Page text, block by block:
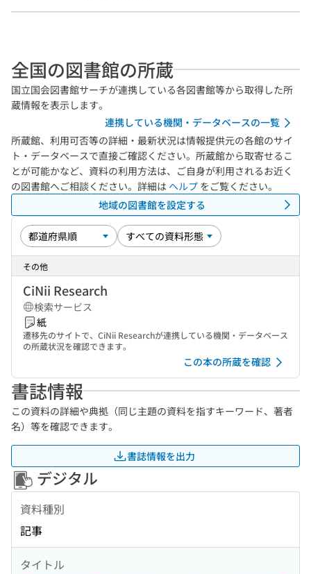
全国の図書館の所蔵
国立国会図書館サーチが連携している各図書館等から取得した所
蔵情報を表示します。
連携している機関・データベースの一覧
所蔵館、利用可否等の詳細・最新状況は情報提供元の各館のサイ
ト・データベースで直接ご確認ください。所蔵館から取寄せるこ
とが可能かなど、資料の利用方法は、ご自身が利用されるお近く
の図書館へご相談ください。詳細は ヘルプ をご覧ください。
地域の図書館を設定する
その他
CiNii Research
検索サービス
紙
遷移先のサイトで、CiNii Researchが連携している機関・データベース
の所蔵状況を確認できます。
この本の所蔵を確認
書誌情報
この資料の詳細や典拠（同じ主題の資料を指すキーワード、著者
名）等を確認できます。
書誌情報を出力
デジタル
資料種別
記事
タイトル